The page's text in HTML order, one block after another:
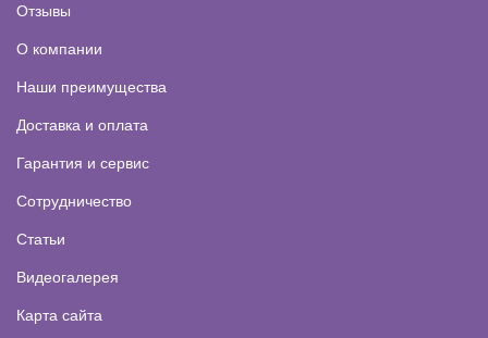
Отзывы
О компании
Наши преимущества
Доставка и оплата
Гарантия и сервис
Сотрудничество
Статьи
Видеогалерея
Карта сайта